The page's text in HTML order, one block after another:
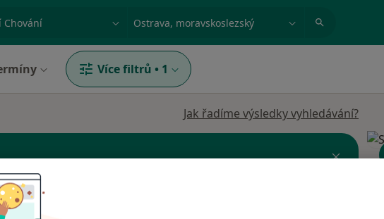
nemoc nebo příjmení
Více filtrů • 1
Jak řadíme výsledky vyhledávání?
psycholog